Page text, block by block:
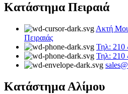
Κατάστημα Πειραιά
Ακτή
Πειραιάς
Τηλ: 210
Τηλ: 210
Κατάστημα Αλίμου